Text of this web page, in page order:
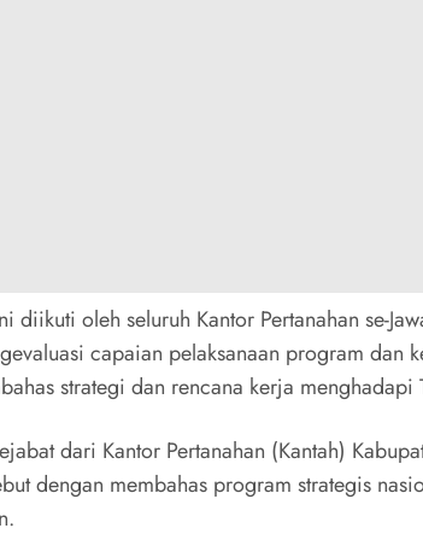
diikuti oleh seluruh Kantor Pertanahan se-
capaian pelaksanaan program dan
strategi dan rencana kerja menghadapi
dari Kantor Pertanahan (Kantah)
dengan membahas program strategis